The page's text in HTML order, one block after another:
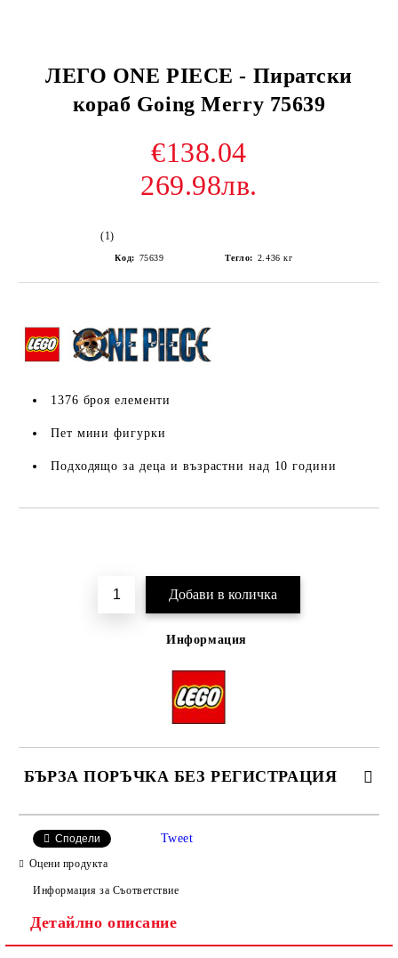
ЛЕГО ONE PIECE - Пиратски
кораб Going Merry 75639
€138.04
269.98лв.
(1)
Код: 75639 Тегло: 2.436 кг
1376 броя елементи
Пет мини фигурки
Подходящо за деца и възрастни над 10 години
Информация
БЪРЗА ПОРЪЧКА БЕЗ РЕГИСТРАЦИЯ
Ние ще се свържем с вас в рамките на работния ден, за
Сподели Tweet
Оцени продукта
Информация за Съответствие
Детайлно описание